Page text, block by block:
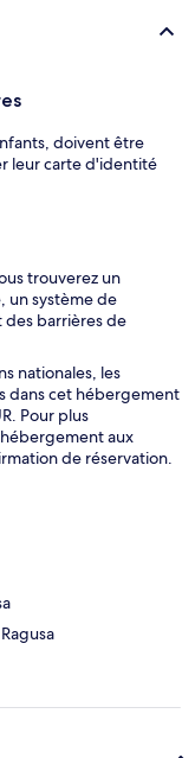
doivent être
leur carte d'identité
trouverez un
un système de
des barrières de
nationales, les
dans cet hébergement
Pour plus
aux
de réservation.